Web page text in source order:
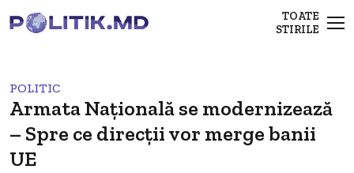
TOATE
STIRILE
POLITIC
Armata Națională se modernizează
– Spre ce direcții vor merge banii
UE